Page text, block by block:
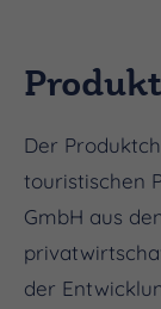
Der
touristischen
GmbH aus
der